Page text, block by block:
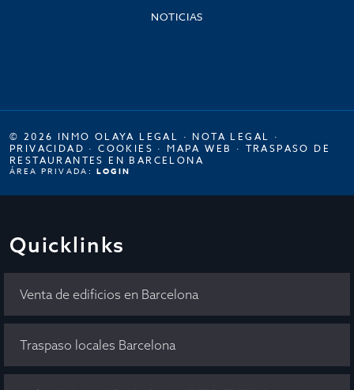
NOTICIAS
© 2026 INMO OLAYA LEGAL · NOTA LEGAL ·
PRIVACIDAD ·COOKIES · MAPA WEB · TRASPASO DE
RESTAURANTES EN BARCELONA
ÁREA PRIVADA: LOGIN
Quicklinks
Venta de edificios en Barcelona
Traspaso locales Barcelona